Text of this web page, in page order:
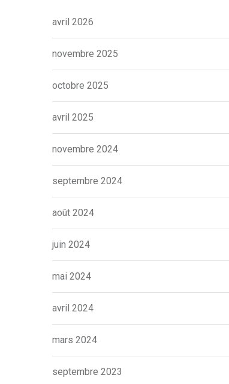
avril 2026
novembre 2025
octobre 2025
avril 2025
novembre 2024
septembre 2024
août 2024
juin 2024
mai 2024
avril 2024
mars 2024
septembre 2023